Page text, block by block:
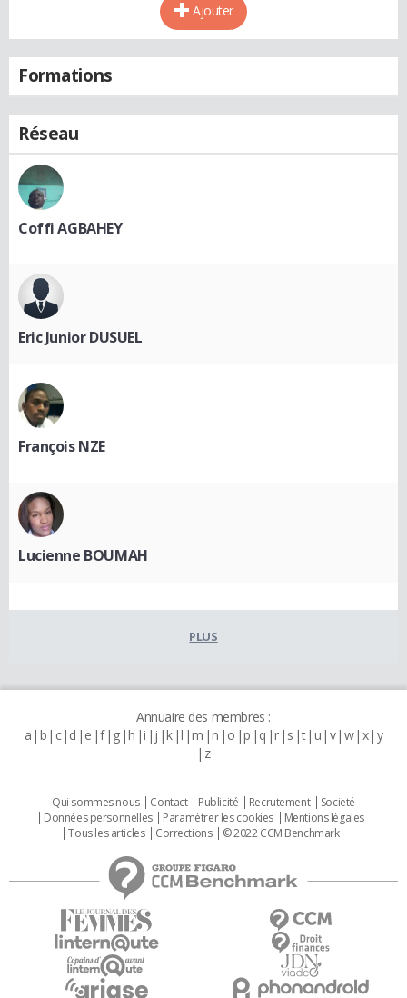
Ajouter
Formations
Réseau
Coffi AGBAHEY
Eric Junior DUSUEL
François NZE
Lucienne BOUMAH
PLUS
Annuaire des membres :
a b c d e f g h i j k l m n o p q r s t u v w x y
z
Qui sommes nous Contact Publicité Recrutement
Societé
Données personnelles
Paramétrer les cookies
Mentions légales
Tous les articles
Corrections © 2022 CCM Benchmark